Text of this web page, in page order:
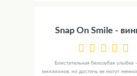
Snap On Smile -
Блистательная белозубая улыбка
миллионов, но достичь ее могут